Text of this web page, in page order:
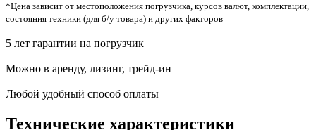
*Цена зависит от местоположения погрузчика, курсов валют, комплектации,
состояния техники (для б/у товара) и других факторов
5 лет гарантии на погрузчик
Можно в аренду, лизинг, трейд-ин
Любой удобный способ оплаты
Технические характеристики